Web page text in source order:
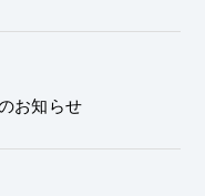
お知らせ